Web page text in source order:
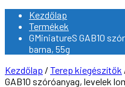
Kezdőlap
Termékek
GMiniatureS GAB10
barna, 55g
Kezdőlap / Terep kiegészítők
GAB10 szóróanyag, levelek